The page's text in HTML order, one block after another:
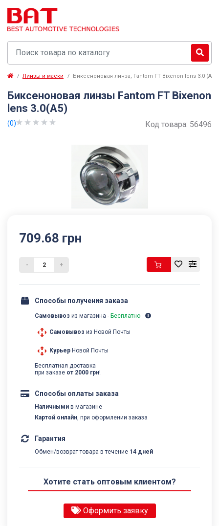
Линзы и маски Биксеноновая линза, Fantom FT Bixenon lens 3.0 (A5)
Биксеноновая линзы Fantom FT Bixenon
lens 3.0(A5)
(0) Код товара: 56496
709.68 грн
- +
Способы получения заказа
Самовывоз из магазина - Бесплатно
Самовывоз из Новой Почты
Курьер Новой Почты
Бесплатная доставка
при заказе от 2000 грн!
Способы оплаты заказа
Наличными в магазине
Картой онлайн, при оформлении заказа
Гарантия
Обмен/возврат товара в течение 14 дней
Хотите стать оптовым клиентом?
Оформить заявку